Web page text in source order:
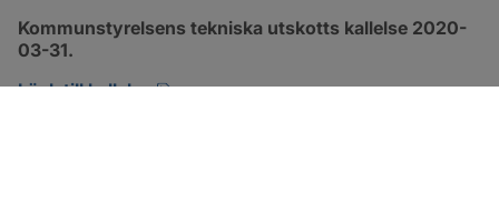
Kommunstyrelsens tekniska utskotts kallelse 2020-
03-31.
Länk till kallelse
pdf, öppnas i nytt fönster.